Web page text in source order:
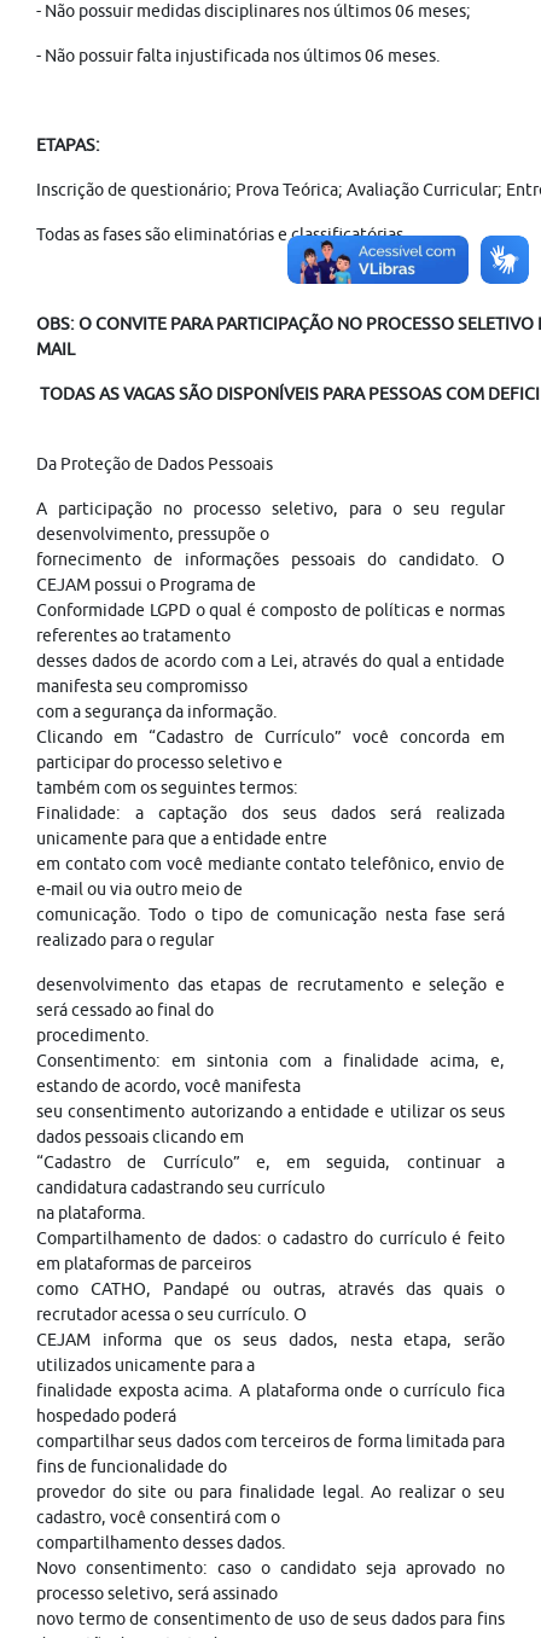
- Não possuir medidas disciplinares nos últimos 06 meses;
- Não possuir falta injustificada nos últimos 06 meses.
ETAPAS:
Inscrição de questionário; Prova Teórica; Avaliação Curricular;
Todas as fases são eliminatórias e classificatórias.
OBS: O CONVITE PARA PARTICIPAÇÃO NO PROCESSO SELETIVO
MAIL
TODAS AS VAGAS SÃO DISPONÍVEIS PARA PESSOAS COM
Da Proteção de Dados Pessoais
A participação no processo seletivo, para o seu regular
desenvolvimento, pressupõe o
fornecimento de informações pessoais do candidato. O
CEJAM possui o Programa de
Conformidade LGPD o qual é composto de políticas e normas
referentes ao tratamento
desses dados de acordo com a Lei, através do qual a entidade
manifesta seu compromisso
com a segurança da informação.
Clicando em “Cadastro de Currículo” você concorda em
participar do processo seletivo e
também com os seguintes termos:
Finalidade: a captação dos seus dados será realizada
unicamente para que a entidade entre
em contato com você mediante contato telefônico, envio de
e-mail ou via outro meio de
comunicação. Todo o tipo de comunicação nesta fase será
realizado para o regular
desenvolvimento das etapas de recrutamento e seleção e
será cessado ao final do
procedimento.
Consentimento: em sintonia com a finalidade acima, e,
estando de acordo, você manifesta
seu consentimento autorizando a entidade e utilizar os seus
dados pessoais clicando em
“Cadastro de Currículo” e, em seguida, continuar a
candidatura cadastrando seu currículo
na plataforma.
Compartilhamento de dados: o cadastro do currículo é feito
em plataformas de parceiros
como CATHO, Pandapé ou outras, através das quais o
recrutador acessa o seu currículo. O
CEJAM informa que os seus dados, nesta etapa, serão
utilizados unicamente para a
finalidade exposta acima. A plataforma onde o currículo fica
hospedado poderá
compartilhar seus dados com terceiros de forma limitada para
fins de funcionalidade do
provedor do site ou para finalidade legal. Ao realizar o seu
cadastro, você consentirá com o
compartilhamento desses dados.
Novo consentimento: caso o candidato seja aprovado no
processo seletivo, será assinado
novo termo de consentimento de uso de seus dados para fins